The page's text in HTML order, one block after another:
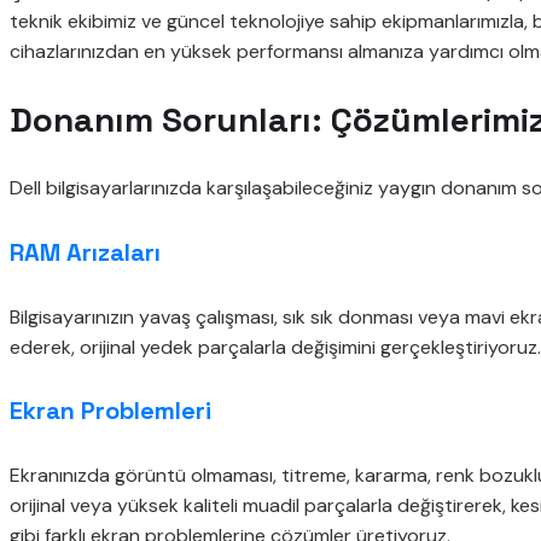
teknik ekibimiz ve güncel teknolojiye sahip ekipmanlarımızla,
cihazlarınızdan en yüksek performansı almanıza yardımcı
Donanım Sorunları:
Dell bilgisayarlarınızda karşılaşabileceğiniz yaygın donanım
RAM Arızaları
Bilgisayarınızın yavaş çalışması, sık sık donması veya
ederek, orijinal yedek parçalarla değişimini gerçekleştiriyoruz.
Ekran Problemleri
Ekranınızda görüntü olmaması, titreme, kararma, renk
orijinal veya yüksek kaliteli muadil parçalarla değiştirerek,
gibi farklı ekran problemlerine çözümler üretiyoruz.